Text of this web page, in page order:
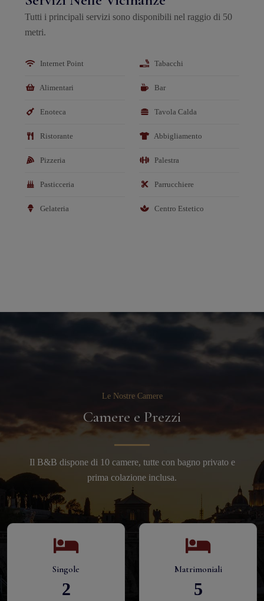
Tutti i principali servizi sono disponibili nel raggio di 50
metri.
Internet Point
Alimentari
Enoteca
Ristorante
Pizzeria
Pasticceria
Gelateria
Tabacchi
Bar
Tavola Calda
Abbigliamento
Palestra
Parrucchiere
Centro Estetico
Le Nostre Camere
Camere e Prezzi
Il B&B dispone di 10 camere, tutte con bagno privato e
prima colazione inclusa.
Singole
2
Matrimoniali
5